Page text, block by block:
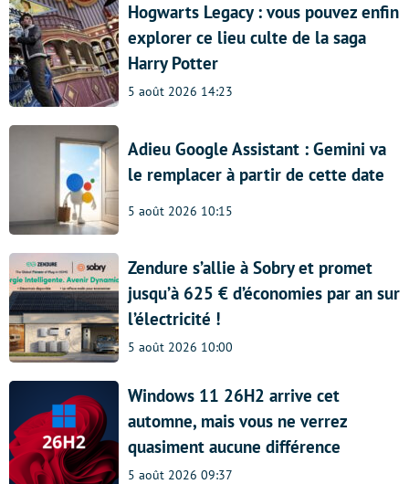
Hogwarts Legacy : vous pouvez enfin
explorer ce lieu culte de la saga
Harry Potter
5 août 2026 14:23
Adieu Google Assistant : Gemini va
le remplacer à partir de cette date
5 août 2026 10:15
Zendure s’allie à Sobry et promet
jusqu’à 625 € d’économies par an sur
l’électricité !
5 août 2026 10:00
Windows 11 26H2 arrive cet
automne, mais vous ne verrez
quasiment aucune différence
5 août 2026 09:37